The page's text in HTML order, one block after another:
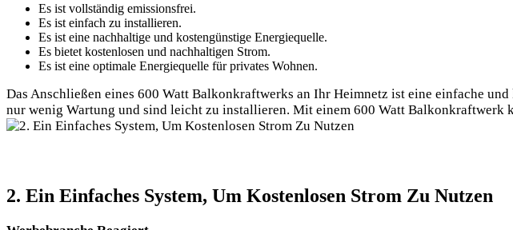
Es ist vollständig emissionsfrei.
Es ist einfach zu installieren.
Es ist eine nachhaltige und kostengünstige Energiequelle.
Es bietet kostenlosen und nachhaltigen Strom.
Es ist eine optimale Energiequelle für privates Wohnen.
Das Anschließen eines 600 Watt Balkonkraftwerks an Ihr Heimnetz ist eine einfache
nur wenig Wartung und sind leicht zu installieren. Mit einem 600 Watt
2. Ein Einfaches System, Um Kostenlosen Strom Zu Nutzen